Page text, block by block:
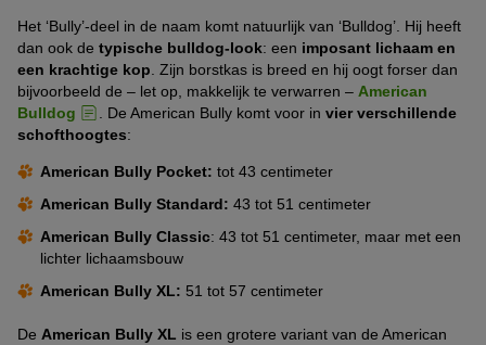
Het ‘Bully’-deel in de naam komt natuurlijk van ‘Bulldog’. Hij heeft
dan ook de typische bulldog-look: een imposant lichaam en
een krachtige kop . Zijn borstkas is breed en hij oogt forser dan
bijvoorbeeld de – let op, makkelijk te verwarren – American
Bulldog
. De American Bully komt voor in vier verschillende
schofthoogtes:
American Bully Pocket: tot 43 centimeter
American Bully Standard: 43 tot 51 centimeter
American Bully Classic: 43 tot 51 centimeter, maar met een
lichter lichaamsbouw
American Bully XL: 51 tot 57 centimeter
De American Bully XL is een grotere variant van de American